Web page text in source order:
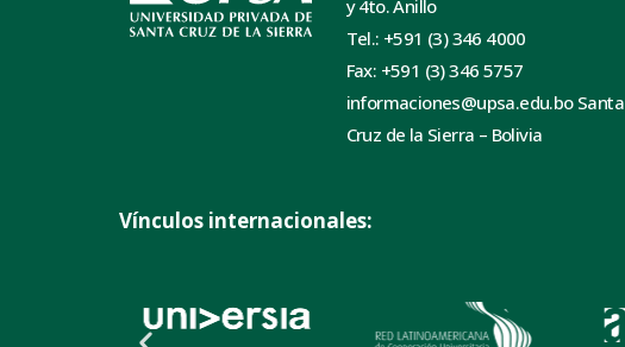
y 4to. Anillo
Tel.: +591 (3) 346 4000
Fax: +591 (3) 346 5757
informaciones@upsa.edu.bo Santa
Cruz de la Sierra – Bolivia
Vínculos internacionales: